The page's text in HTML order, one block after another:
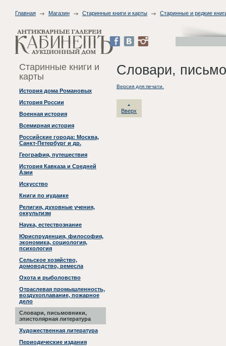
Главная Магазин Старинные книги и карты Старинные и редкие
Старинные книги и
карты
История дома Романовых
История России
Военная история
Всемирная история
Российские города: Москва,
Санкт-Петербург и др.
География, путешествия
История Кавказа и Средней
Азии
Искусство
Книги по иудаике
Религия, духовные учения,
оккультизм
Наука, естествознание
Юриспруденция, философия,
экономика, социология,
психология
Сельское хозяйство,
домоводство, ремесла
Охота и рыболовство
Отраслевая промышленность,
воздухоплавание, пожарное
дело
Словари, письмовники,
эпистолярная литература
Художественная литература
Периодические издания
Словари,
Версия для печати.
Вверх